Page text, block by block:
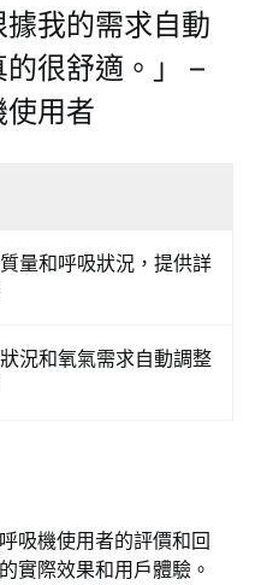
我的需求自動
很舒適。」 –
用者
量和呼吸狀況，提供詳
況和氧氣需求自動調整
吸機使用者的評價和回
實際效果和用戶體驗。